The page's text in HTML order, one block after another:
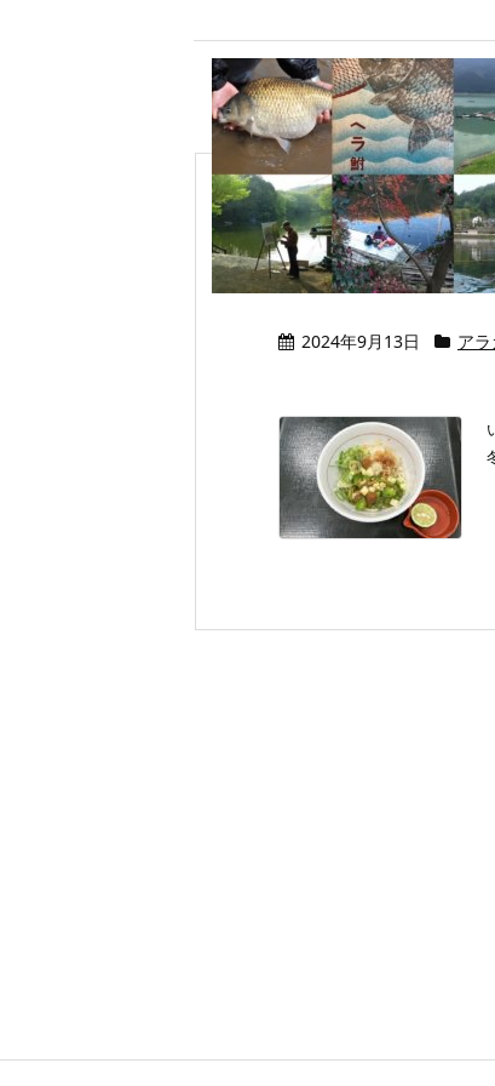
なか卯 「ねば
さっぱり系で
2024年9月13日 アラ